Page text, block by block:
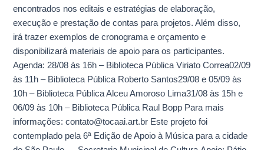
encontrados nos editais e estratégias de elaboração,
execução e prestação de contas para projetos. Além disso,
irá trazer exemplos de cronograma e orçamento e
disponibilizará materiais de apoio para os participantes.
Agenda: 28/08 às 16h – Biblioteca Pública Viriato Correa02/09
às 11h – Biblioteca Pública Roberto Santos29/08 e 05/09 às
10h – Biblioteca Pública Alceu Amoroso Lima31/08 às 15h e
06/09 às 10h – Biblioteca Pública Raul Bopp Para mais
informações: contato@tocaai.art.br Este projeto foi
contemplado pela 6ª Edição de Apoio à Música para a cidade